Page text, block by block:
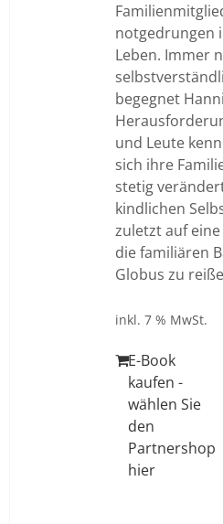
notgedrungen
Leben. Immer
begegnet
und Leute
sich ihre
stetig
kindlichen
zuletzt auf
die familiären
Globus zu
inkl. 7 % MwSt.
E-Book
kaufen -
wählen Sie
den
Partnershop
hier